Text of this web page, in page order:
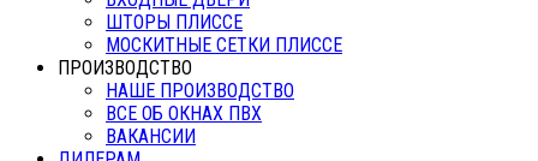
ШТОРЫ ПЛИССЕ
МОСКИТНЫЕ СЕТКИ ПЛИССЕ
ПРОИЗВОДСТВО
НАШЕ ПРОИЗВОДСТВО
ВСЕ ОБ ОКНАХ ПВХ
ВАКАНСИИ